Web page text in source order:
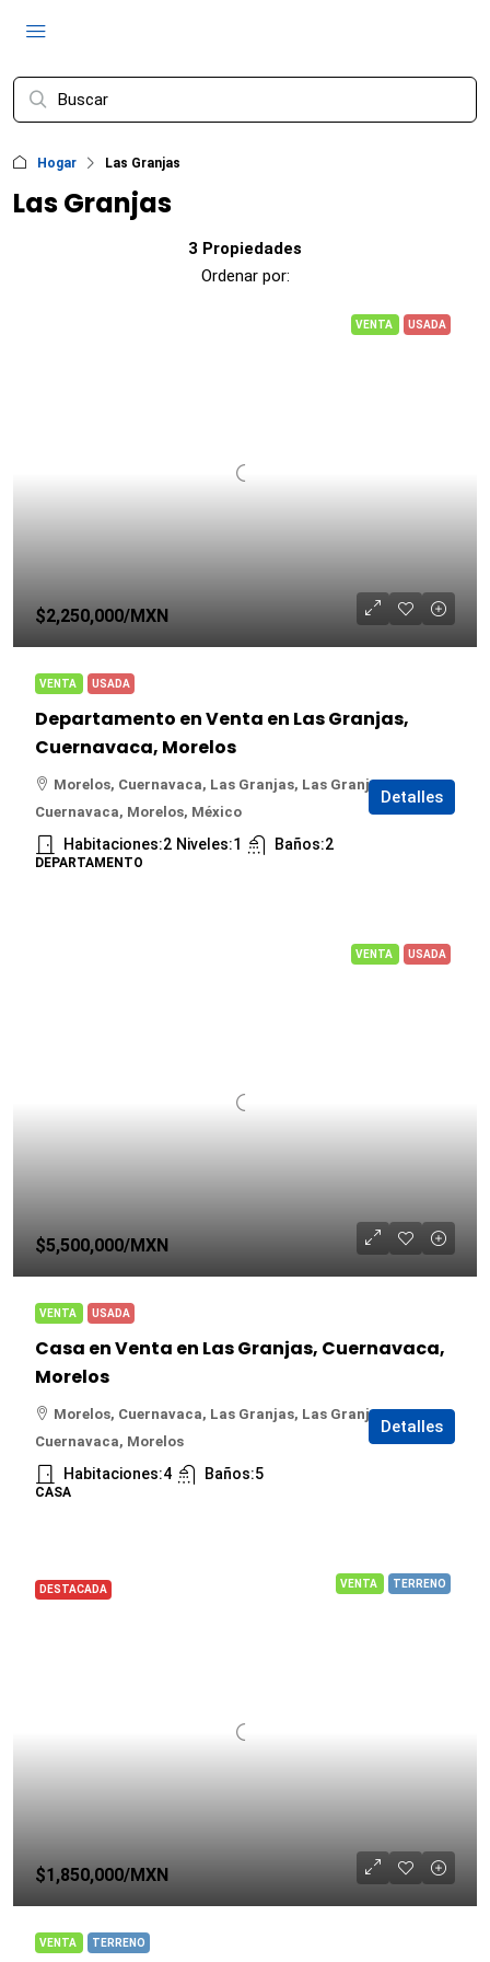
Hogar Las Granjas
Las Granjas
3 Propiedades
Ordenar por:
VENTA USADA
$2,250,000/MXN
VENTA USADA
Departamento en Venta en Las Granjas,
Cuernavaca, Morelos
Morelos, Cuernavaca, Las Granjas, Las Granjas,
Cuernavaca, Morelos, México
Habitaciones:2 Niveles:1 Baños:2
DEPARTAMENTO
Detalles
VENTA USADA
$5,500,000/MXN
VENTA USADA
Casa en Venta en Las Granjas, Cuernavaca,
Morelos
Morelos, Cuernavaca, Las Granjas, Las Granjas,
Cuernavaca, Morelos
Habitaciones:4 Baños:5
CASA
Detalles
DESTACADA VENTA TERRENO
$1,850,000/MXN
VENTA TERRENO